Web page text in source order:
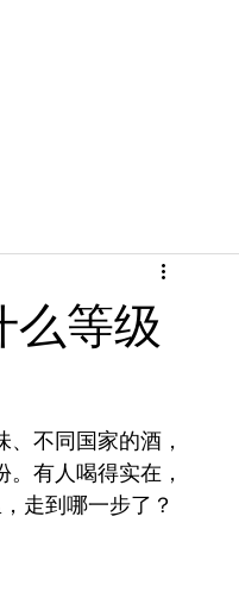
么等级
不同国家的酒，
有人喝得实在，
走到哪一步了？